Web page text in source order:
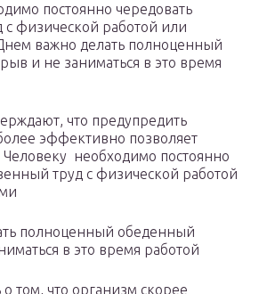
постоянно чередовать
с физической работой или
важно делать полноценный
и не заниматься в это время
что предупредить
эффективно позволяет
необходимо постоянно
труд с физической работой
полноценный обеденный
в это время работой
том, что организм скорее